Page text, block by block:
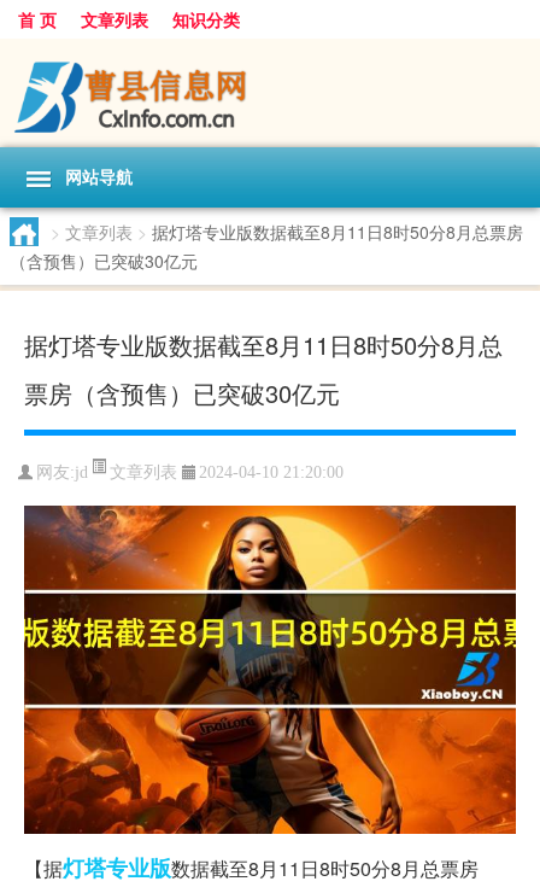
首 页 文章列表 知识分类
网站导航
> 文章列表 > 据灯塔专业版数据截至8月11日8时50分8月总票房
（含预售）已突破30亿元
据灯塔专业版数据截至8月11日8时50分8月总
票房（含预售）已突破30亿元
网友:jd 文章列表 2024-04-10 21:20:00
【据灯塔专业版数据截至8月11日8时50分8月总票房